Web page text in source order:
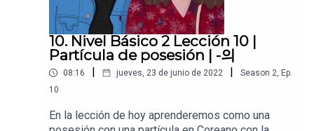
10. Nivel Básico 2 Lección 10 |
Partícula de posesión | -의
08:16 jueves, 23 de junio de 2022 Season 2, Ep.
10
En la lección de hoy aprenderemos como una